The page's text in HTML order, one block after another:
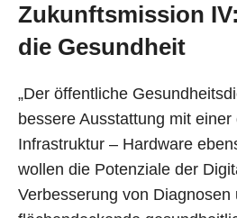
Zukunftsmission
die Gesundheit
„Der öffentliche
bessere Ausstattung mit einer
Infrastruktur – Hardware
wollen die Potenziale der
Verbesserung von Diagnosen